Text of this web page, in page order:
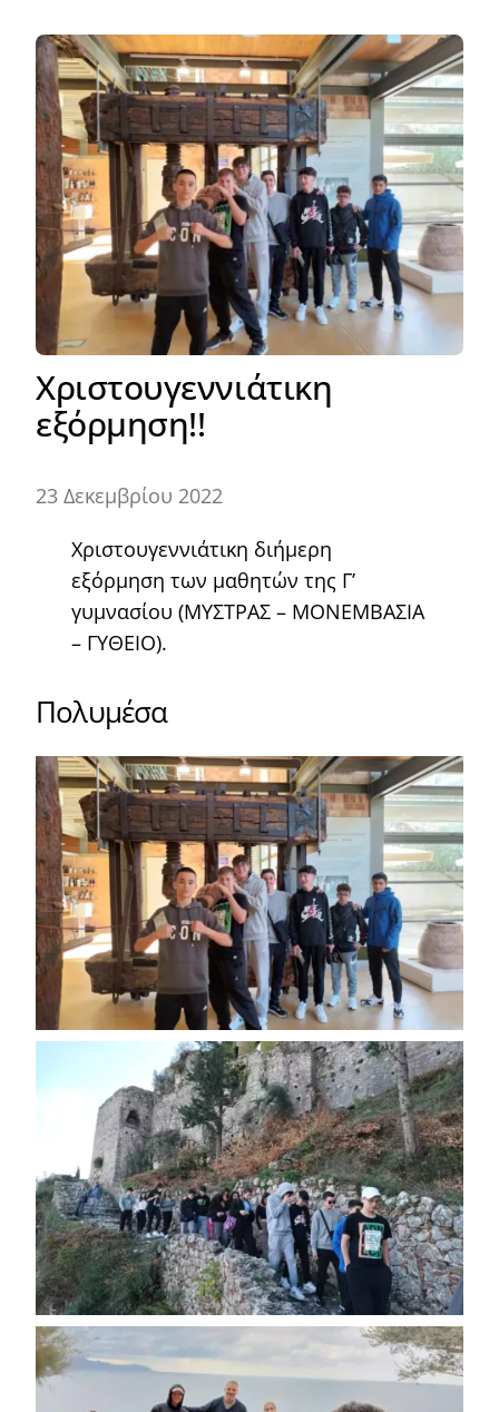
Χριστουγεννιάτικη
εξόρμηση!!
23 Δεκεμβρίου 2022
Χριστουγεννιάτικη διήμερη
εξόρμηση των μαθητών της Γ’
γυμνασίου (ΜΥΣΤΡΑΣ – ΜΟΝΕΜΒΑΣΙΑ
– ΓΥΘΕΙΟ).
Πολυμέσα